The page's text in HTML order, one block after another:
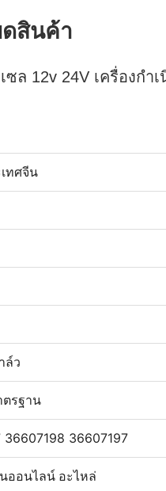
ดสินค้า
ล 12v 24V เครื่องก
เทศจีน
ล์ว
ตรฐาน
36607198 36607197
ออนไลน์ อะไหล่